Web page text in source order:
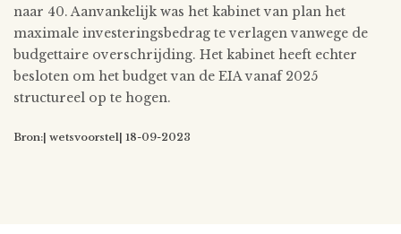
naar 40. Aanvankelijk was het kabinet van plan het
maximale investeringsbedrag te verlagen vanwege de
budgettaire overschrijding. Het kabinet heeft echter
besloten om het budget van de EIA vanaf 2025
structureel op te hogen.
Bron:| wetsvoorstel| 18-09-2023